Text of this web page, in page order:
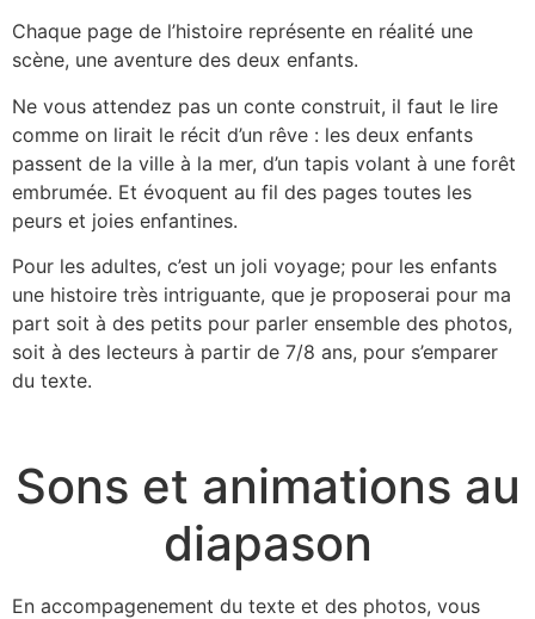
Chaque page de l’histoire représente en réalité une
scène, une aventure des deux enfants.
Ne vous attendez pas un conte construit, il faut le lire
comme on lirait le récit d’un rêve : les deux enfants
passent de la ville à la mer, d’un tapis volant à une forêt
embrumée. Et évoquent au fil des pages toutes les
peurs et joies enfantines.
Pour les adultes, c’est un joli voyage; pour les enfants
une histoire très intriguante, que je proposerai pour ma
part soit à des petits pour parler ensemble des photos,
soit à des lecteurs à partir de 7/8 ans, pour s’emparer
du texte.
Sons et animations au
diapason
En accompagenement du texte et des photos, vous